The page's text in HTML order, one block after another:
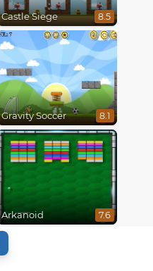
Castle Siege 8.5
Gravity Soccer 8.1
Arkanoid 7.6